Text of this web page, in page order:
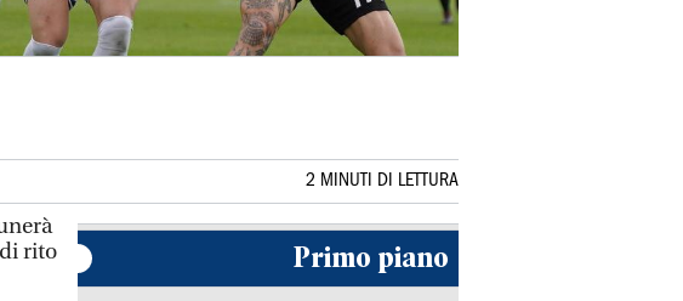
2 MINUTI DI LETTURA
rito
Primo piano